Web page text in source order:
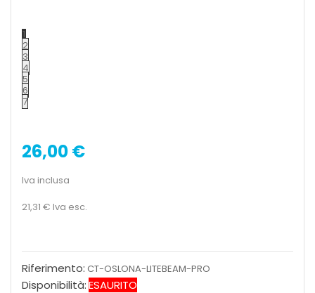
1
2
3
4
5
6
7
26,00 €
Iva inclusa
21,31 € Iva esc.
Riferimento: CT-OSLONA-LITEBEAM-PRO
Disponibilità:ESAURITO